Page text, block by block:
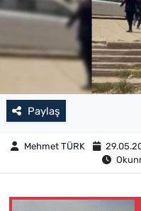
Paylaş
Mehmet TÜRK